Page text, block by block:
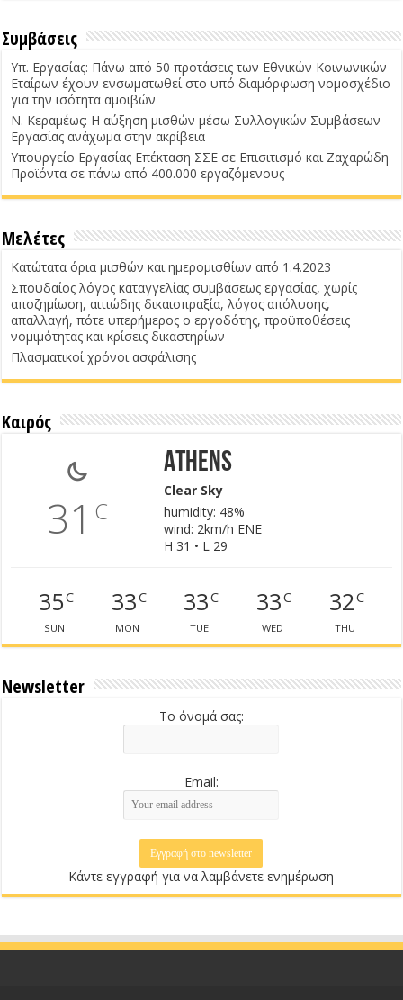
Συμβάσεις
Υπ. Εργασίας: Πάνω από 50 προτάσεις των Εθνικών Κοινωνικών
Εταίρων έχουν ενσωματωθεί στο υπό διαμόρφωση νομοσχέδιο
για την ισότητα αμοιβών
Ν. Κεραμέως: Η αύξηση μισθών μέσω Συλλογικών Συμβάσεων
Εργασίας ανάχωμα στην ακρίβεια
Υπουργείο Εργασίας Επέκταση ΣΣΕ σε Επισιτισμό και Ζαχαρώδη
Προϊόντα σε πάνω από 400.000 εργαζόμενους
Μελέτες
Κατώτατα όρια μισθών και ημερομισθίων από 1.4.2023
Σπουδαίος λόγος καταγγελίας συμβάσεως εργασίας, χωρίς
αποζημίωση, αιτιώδης δικαιοπραξία, λόγος απόλυσης,
απαλλαγή, πότε υπερήμερος ο εργοδότης, προϋποθέσεις
νομιμότητας και κρίσεις δικαστηρίων
Πλασματικοί χρόνοι ασφάλισης
Καιρός
31 C
Athens
Clear Sky
humidity: 48%
wind: 2km/h ENE
H 31 • L 29
35C
SUN
33C
MON
33C
TUE
33C
WED
32C
THU
Newsletter
Το όνομά σας:
Email:
Κάντε εγγραφή για να λαμβάνετε ενημέρωση